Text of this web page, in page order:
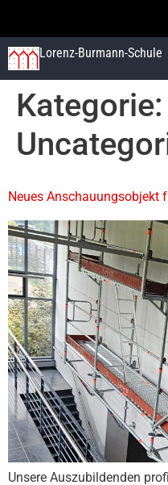
Lorenz-Burmann-Schule
Kategorie:
Neues Anschauungsobjekt
Unsere Auszubildenden